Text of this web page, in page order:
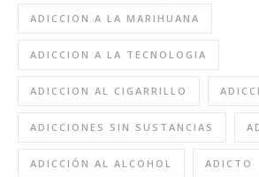
ADICCION A LA MARIHUANA
ADICCION A LA TECNOLOGIA
ADICCION AL CIGARRILLO
ADICCIONES SIN SUSTANCIAS
ADICCIÓN AL ALCOHOL ADICTO